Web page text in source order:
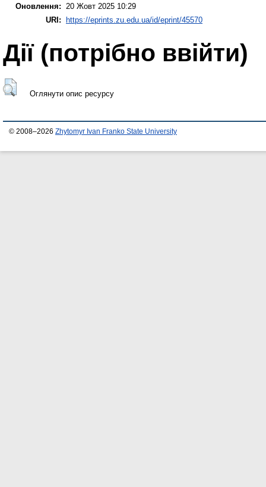
Оновлення: 20 Жовт 2025 10:29
URI:
https://eprints.zu.edu.ua/id/eprint/45570
Дії ​​(потрібно ввійти)
Оглянути опис ресурсу
© 2008–2026 Zhytomyr Ivan Franko State University